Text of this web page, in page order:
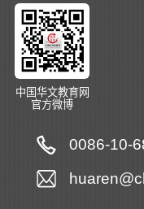
中国华文教育网
官方微博
0086-10-